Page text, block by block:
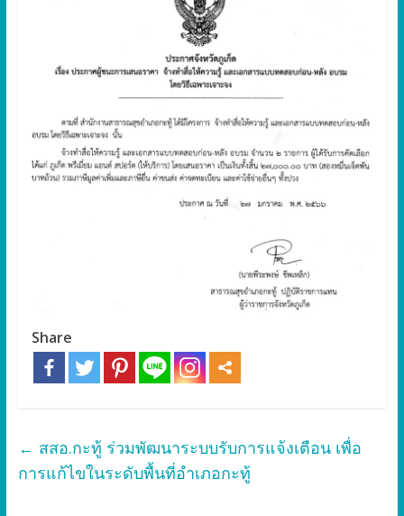
Share
← สสอ.กะทู้ ร่วมพัฒนาระบบรับการแจ้งเตือน เพื่อ
การแก้ไขในระดับพื้นที่อำเภอกะทู้